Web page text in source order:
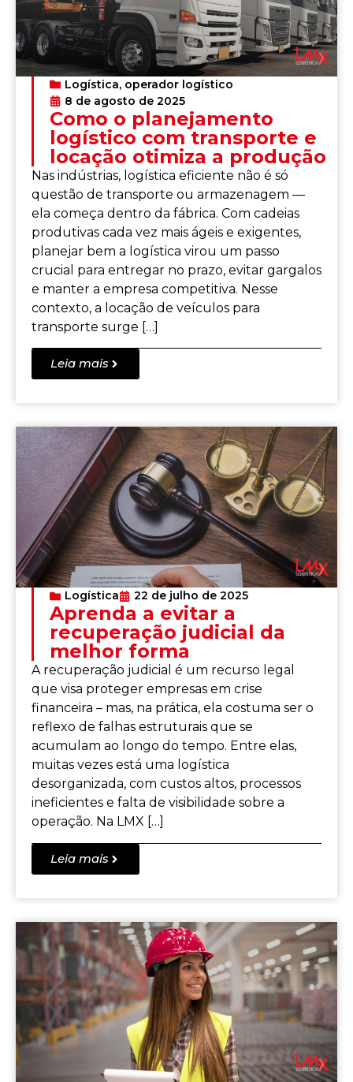
Logística, operador logístico
8 de agosto de 2025
Como o planejamento
logístico com transporte e
locação otimiza a produção
Nas indústrias, logística eficiente não é só
questão de transporte ou armazenagem —
ela começa dentro da fábrica. Com cadeias
produtivas cada vez mais ágeis e exigentes,
planejar bem a logística virou um passo
crucial para entregar no prazo, evitar gargalos
e manter a empresa competitiva. Nesse
contexto, a locação de veículos para
transporte surge […]
Leia mais
Logística 22 de julho de 2025
Aprenda a evitar a
recuperação judicial da
melhor forma
A recuperação judicial é um recurso legal
que visa proteger empresas em crise
financeira – mas, na prática, ela costuma ser o
reflexo de falhas estruturais que se
acumulam ao longo do tempo. Entre elas,
muitas vezes está uma logística
desorganizada, com custos altos, processos
ineficientes e falta de visibilidade sobre a
operação. Na LMX […]
Leia mais